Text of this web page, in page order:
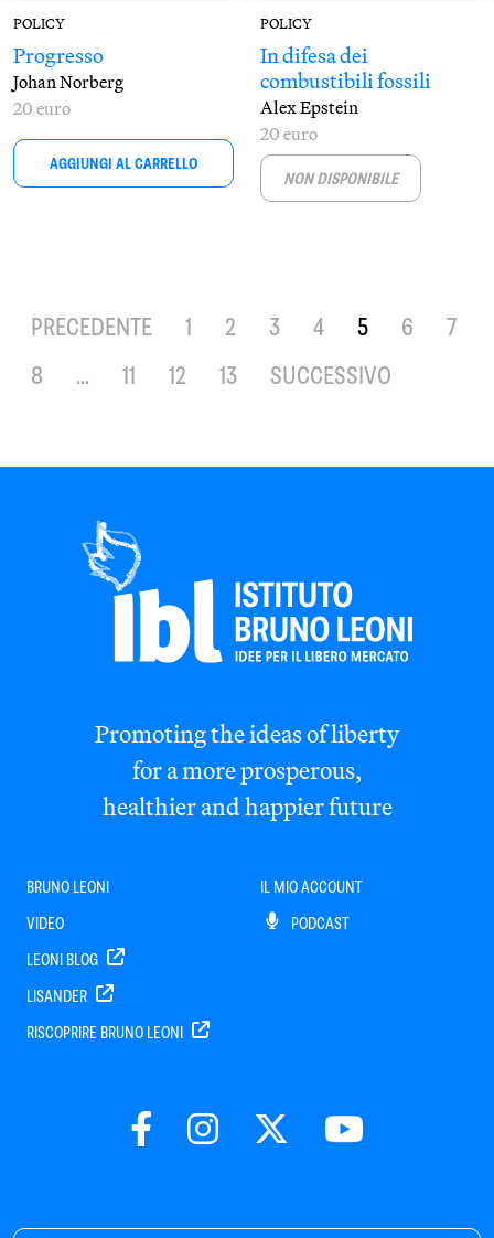
POLICY
Progresso
Johan Norberg
20 euro
AGGIUNGI AL CARRELLO
POLICY
In difesa dei
combustibili fossili
Alex Epstein
20 euro
NON DISPONIBILE
PRECEDENTE 1 2 3 4 5 6
7
8
… 11 12 13 SUCCESSIVO
Promoting the ideas of liberty
for a more prosperous,
healthier and happier future
BRUNO LEONI
VIDEO
LEONI BLOG
LISANDER
RISCOPRIRE BRUNO LEONI
IL MIO ACCOUNT
PODCAST